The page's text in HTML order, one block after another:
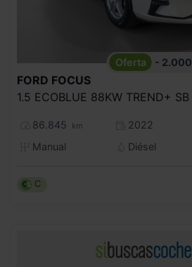
- 2.000
FORD FOCUS
1.5 ECOBLUE 88KW TREND+ SB
86.845 km
2022
Manual
Diésel
C